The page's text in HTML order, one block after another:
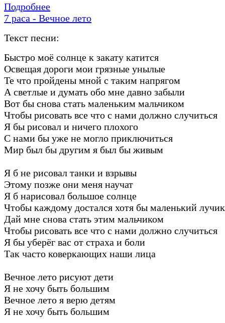
Подробнее
7 раса - Вечное лето
Текст песни:
Быстро моё солнце к закату катится
Освещая дороги мои грязные унылые
Те что пройдены мной с таким напрягом
А светлые и думать обо мне давно забыли
Вот бы снова стать маленьким мальчиком
Чтобы рисовать все что с нами должно случиться
Я бы рисовал и ничего плохого
С нами бы уже не могло приключиться
Мир был бы другим я был бы живым
Я б не рисовал танки и взрывы
Этому позже они меня научат
Я б нарисовал большое солнце
Чтобы каждому достался хотя бы маленький лучик
Дай мне снова стать этим мальчиком
Чтобы рисовать все что с нами должно случиться
Я бы уберёг вас от страха и боли
Так часто коверкающих наши лица
Вечное лето рисуют дети
Я не хочу быть большим
Вечное лето я верю детям
Я не хочу быть большим